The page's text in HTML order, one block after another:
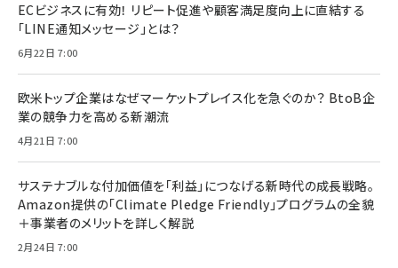
ECビジネスに有効！ リピート促進や顧客満足度向上に直結する
「LINE通知メッセージ」とは？
6月22日 7:00
欧米トップ企業はなぜマーケットプレイス化を急ぐのか？ BtoB企
業の競争力を高める新潮流
4月21日 7:00
サステナブルな付加価値を「利益」につなげる新時代の成長戦略。
Amazon提供の「Climate Pledge Friendly」プログラムの全貌
＋事業者のメリットを詳しく解説
2月24日 7:00